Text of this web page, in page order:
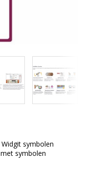
symbolen
symbolen